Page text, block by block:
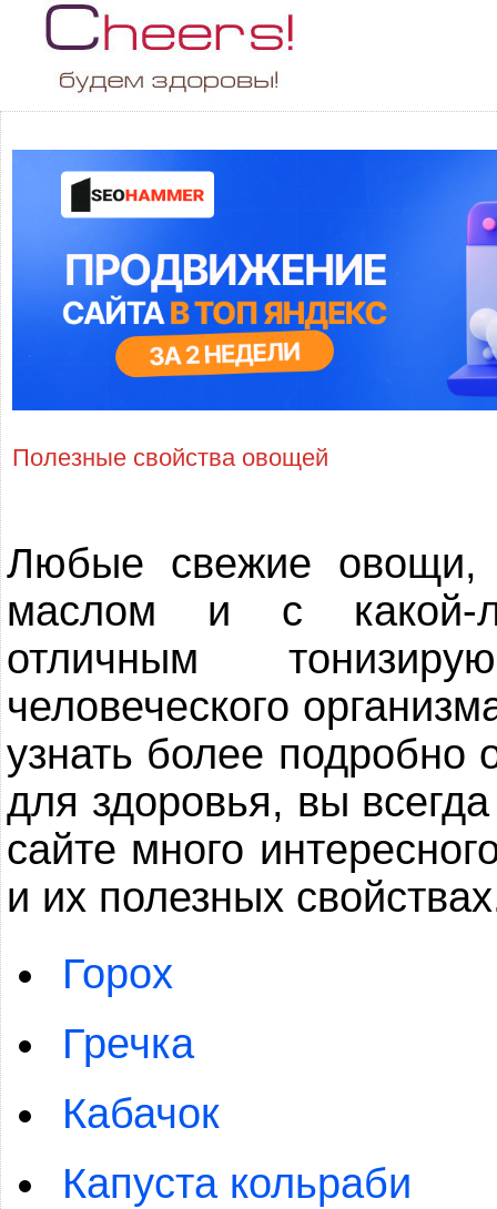
Полезные свойства овощей
Любые свежие овощи,
маслом и с какой-
отличным
человеческого
узнать более подробно
для здоровья, вы
сайте много
и их полезных
Горох
Гречка
Кабачок
Капуста кольраби